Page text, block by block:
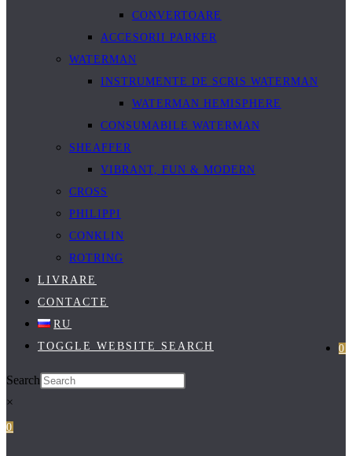
CONVERTOARE
ACCESORII PARKER
WATERMAN
INSTRUMENTE DE SCRIS WATERMAN
WATERMAN HEMISPHERE
CONSUMABILE WATERMAN
SHEAFFER
VIBRANT, FUN & MODERN
CROSS
PHILIPPI
CONKLIN
ROTRING
LIVRARE
CONTACTE
RU
0
TOGGLE WEBSITE SEARCH
Search
×
0